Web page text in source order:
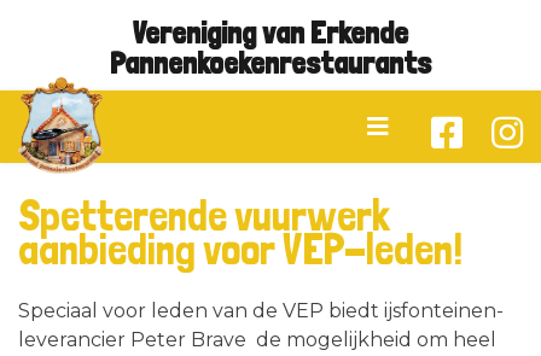
Vereniging van Erkende
Pannenkoekenrestaurants
Spetterende vuurwerk
aanbieding voor VEP-leden!
Speciaal voor leden van de VEP biedt ijsfonteinen-
leverancier Peter Brave de mogelijkheid om heel